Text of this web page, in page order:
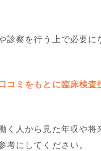
診察を行う上で必要に
コミをもとに臨床検
く人から見た年収や
考にしてください。